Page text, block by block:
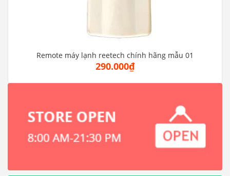
Remote máy lạnh reetech chính hãng mẫu 01
290.000₫